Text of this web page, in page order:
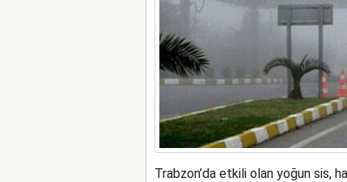
Trabzon’da etkili olan yoğun sis,